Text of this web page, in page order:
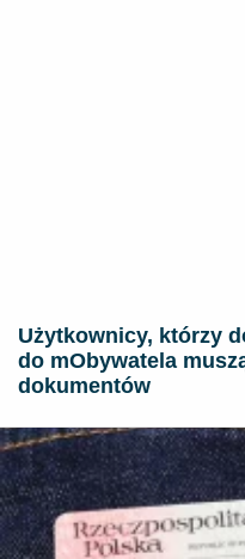
Użytkownicy, którzy
do mObywatela
dokumentów